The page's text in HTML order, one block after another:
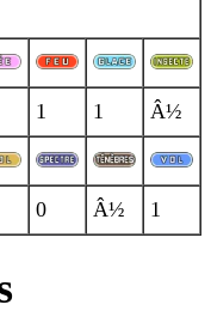
1 1 Â½
0 Â½ 1